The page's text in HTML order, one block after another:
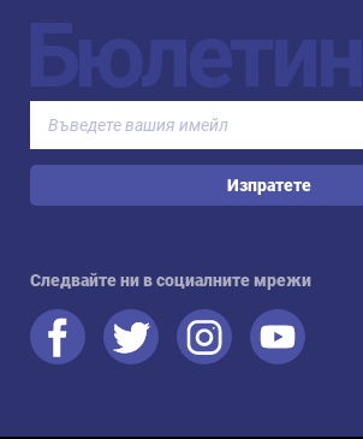
Бюлетин
Изпратете
Следвайте ни в социалните мрежи